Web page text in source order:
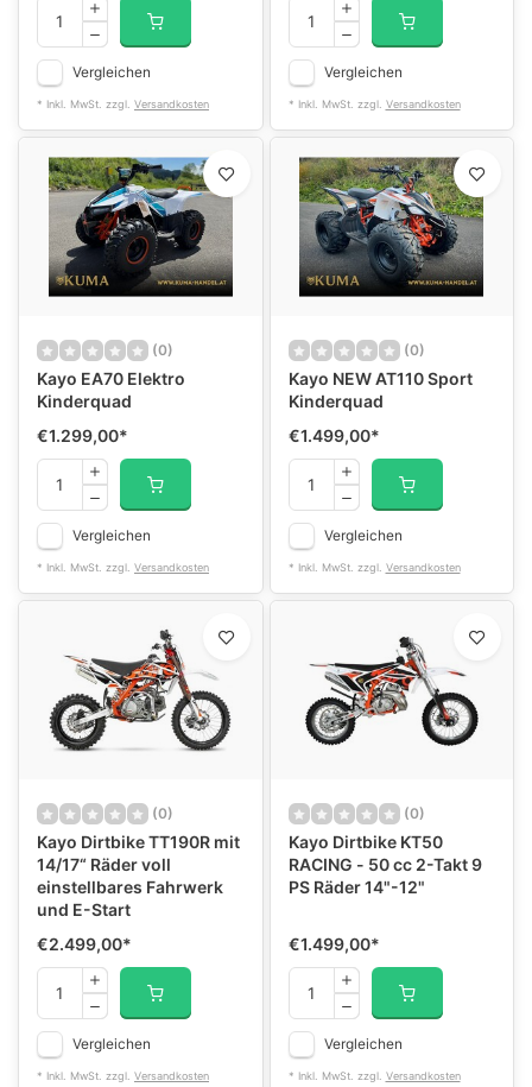
Vergleichen
* Inkl. MwSt. zzgl. Versandkosten
Vergleichen
* Inkl. MwSt. zzgl. Versandkosten
(0)
Kayo EA70 Elektro
Kinderquad
€1.299,00*
Vergleichen
* Inkl. MwSt. zzgl. Versandkosten
(0)
Kayo NEW AT110 Sport
Kinderquad
€1.499,00*
Vergleichen
* Inkl. MwSt. zzgl. Versandkosten
(0)
Kayo Dirtbike TT190R mit
14/17“ Räder voll
einstellbares Fahrwerk
und E-Start
€2.499,00*
Vergleichen
* Inkl. MwSt. zzgl. Versandkosten
(0)
Kayo Dirtbike KT50
RACING - 50 cc 2-Takt 9
PS Räder 14"-12"
€1.499,00*
Vergleichen
* Inkl. MwSt. zzgl. Versandkosten